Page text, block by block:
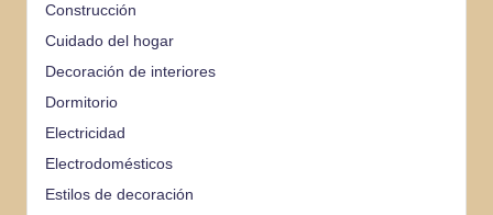
Construcción
Cuidado del hogar
Decoración de interiores
Dormitorio
Electricidad
Electrodomésticos
Estilos de decoración